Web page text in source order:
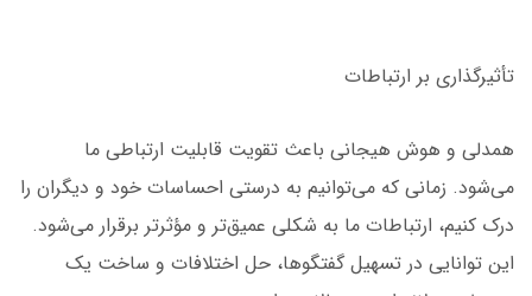
تأثیرگذاری بر ارتباطات
همدلی و هوش هیجانی باعث تقویت قابلیت ارتباطی ما
می‌شود. زمانی که می‌توانیم به درستی احساسات خود و دیگران را
درک کنیم، ارتباطات ما به شکلی عمیق‌تر و مؤثرتر برقرار می‌شود.
این توانایی در تسهیل گفتگوها، حل اختلافات و ساخت یک